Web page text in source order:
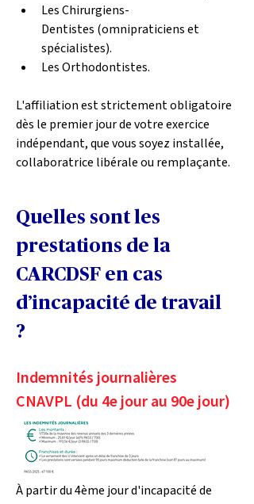
Les Chirurgiens-
Dentistes (omnipraticiens et
spécialistes).
Les Orthodontistes.
L'affiliation est strictement obligatoire
dès le premier jour de votre exercice
indépendant, que vous soyez installée,
collaboratrice libérale ou remplaçante.
Quelles sont les
prestations de la
CARCDSF en cas
d’incapacité de travail
?
Indemnités journalières
CNAVPL (du 4e jour au 90e jour)
À partir du 4ème jour d'incapacité de